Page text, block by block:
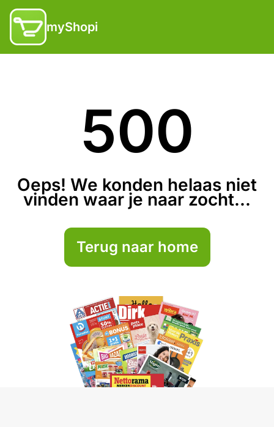
myShopi
500
Oeps! We konden helaas niet
vinden waar je naar zocht...
Terug naar home